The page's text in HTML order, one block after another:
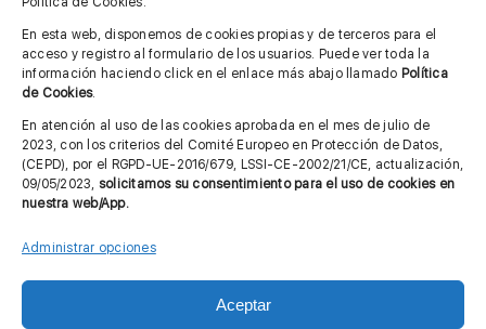
En esta web, disponemos de cookies propias y de terceros para el
acceso y registro al formulario de los usuarios. Puede ver toda la
información haciendo click en el enlace más abajo llamado Política
de Cookies.
En atención al uso de las cookies aprobada en el mes de julio de
2023, con los criterios del Comité Europeo en Protección de Datos,
(CEPD), por el RGPD-UE-2016/679, LSSI-CE-2002/21/CE, actualización,
09/05/2023, solicitamos su consentimiento para el uso de cookies en
nuestra web/App.
Administrar opciones
Aceptar
Aviso legal
Política de privacidad
Cita previa FAGA